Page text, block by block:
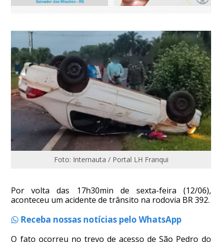
Foto: Internauta / Portal LH Franqui
Por volta das 17h30min de sexta-feira (12/06),
aconteceu um acidente de trânsito na rodovia BR 392.
Receba nossas notícias pelo WhatsApp
O fato ocorreu no trevo de acesso de São Pedro do